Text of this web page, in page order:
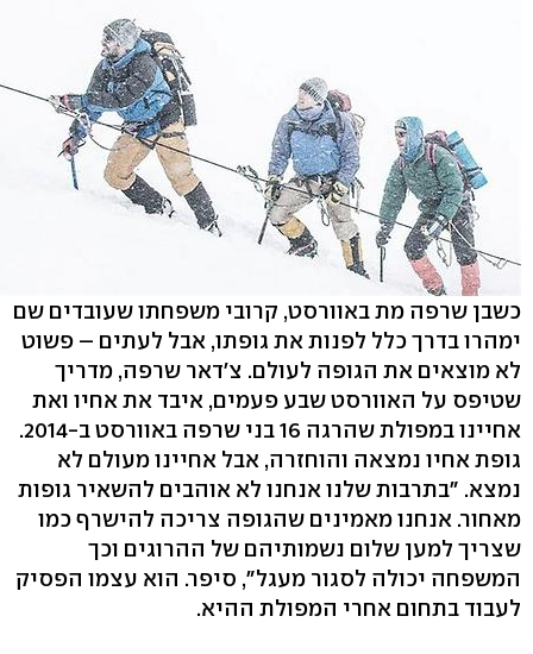
כשבן שרפה מת באוורסט, קרובי משפחתו שעובדים שם
ימהרו בדרך כלל לפנות את גופתו, אבל לעתים – פשוט
לא מוצאים את הגופה לעולם. צ'דאר שרפה, מדריך
שטיפס על האוורסט שבע פעמים, איבד את אחיו ואת
אחיינו במפולת שהרגה 16 בני שרפה באוורסט ב-2014.
גופת אחיו נמצאה והוחזרה, אבל אחיינו מעולם לא
נמצא. "בתרבות שלנו אנחנו לא אוהבים להשאיר גופות
מאחור. אנחנו מאמינים שהגופה צריכה להישרף כמו
שצריך למען שלום נשמותיהם של ההרוגים וכך
המשפחה יכולה לסגור מעגל", סיפר. הוא עצמו הפסיק
לעבוד בתחום אחרי המפולת ההיא.